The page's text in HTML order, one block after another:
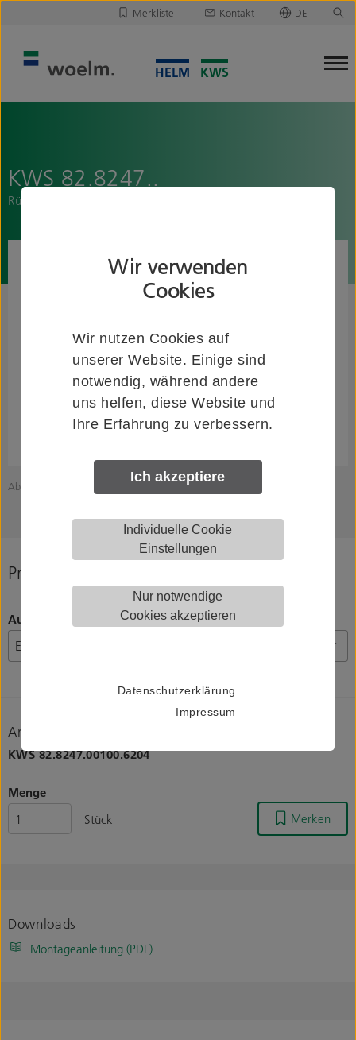
Wir verwenden
Cookies
Wir nutzen Cookies auf
unserer Website. Einige sind
notwendig, während andere
uns helfen, diese Website und
Ihre Erfahrung zu verbessern.
Ich akzeptiere
Individuelle Cookie
Einstellungen
Nur notwendige
Cookies akzeptieren
Datenschutzerklärung
Impressum
Merkliste Kontakt DE
KWS 82.8247..
Rückenstütze
Abbildung zeigt KWS 82.8247.00100.6204
Produkt konfigurieren
Ausführung
Artikelnummer
KWS82.8247.00100.6204
Menge
Stück
Merken
Downloads
Montageanleitung (PDF)